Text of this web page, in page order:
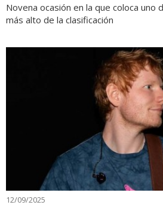
Novena ocasión en la que coloca uno
más alto de la clasificación
12/09/2025